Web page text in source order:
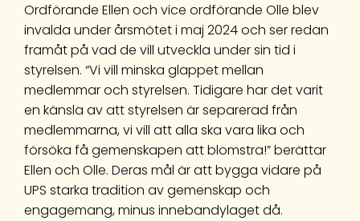
Ordförande Ellen och vice ordförande Olle blev
invalda under årsmötet i maj 2024 och ser redan
framåt på vad de vill utveckla under sin tid i
styrelsen. “Vi vill minska glappet mellan
medlemmar och styrelsen. Tidigare har det varit
en känsla av att styrelsen är separerad från
medlemmarna, vi vill att alla ska vara lika och
försöka få gemenskapen att blomstra!” berättar
Ellen och Olle. Deras mål är att bygga vidare på
UPS starka tradition av gemenskap och
engagemang, minus innebandylaget då.